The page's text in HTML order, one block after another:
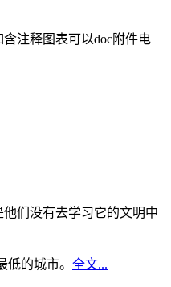
注释图表可以doc附件电
们没有去学习它的文明中
的城市。 全文...